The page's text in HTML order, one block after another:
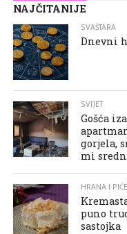
NAJČITANIJE
SVAŠTARA
Dnevni
SVIJET
Gošća
gorjela,
mi
HRANA I PIĆE
puno
sastojka